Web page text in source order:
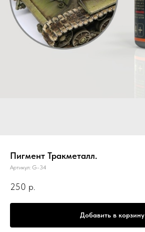
Пигмент Тракметалл.
Артикул: G-34
250 р.
Добавить в корзину